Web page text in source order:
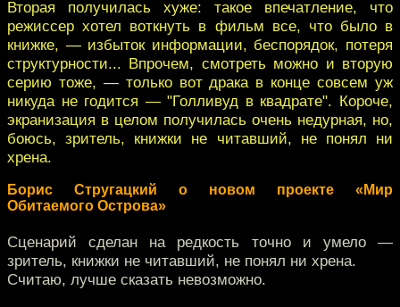
Вторая получилась хуже: такое впечатление, что
режиссер хотел воткнуть в фильм все, что было в
книжке, — избыток информации, беспорядок, потеря
структурности... Впрочем, смотреть можно и вторую
серию тоже, — только вот драка в конце совсем уж
никуда не годится — "Голливуд в квадрате". Короче,
экранизация в целом получилась очень недурная, но,
боюсь, зритель, книжки не читавший, не понял ни
хрена.
Борис Стругацкий о новом проекте «Мир
Обитаемого Острова»
Сценарий сделан на редкость точно и умело —
зритель, книжки не читавший, не понял ни хрена.
Считаю, лучше сказать невозможно.